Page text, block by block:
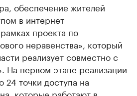
обеспечение жителей
в интернет
проекта по
неравенства», который
реализует совместно с
На первом этапе реализации
24 точки доступа на